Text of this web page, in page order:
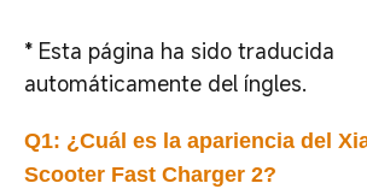
* Esta página ha sido traducida
automáticamente del íngles.
Q1: ¿Cuál es la apariencia del
Scooter Fast Charger 2?